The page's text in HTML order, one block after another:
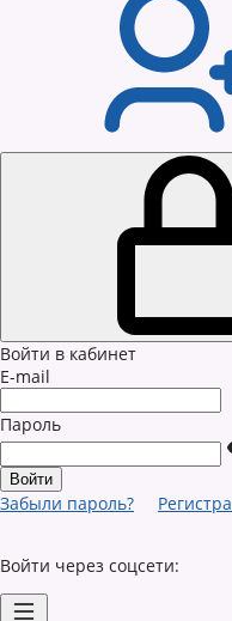
Войти в кабинет
E-mail
Пароль
Забыли пароль?
Войти через соцсети: